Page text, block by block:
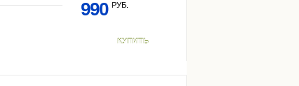
990 РУБ.
КУПИТЬ